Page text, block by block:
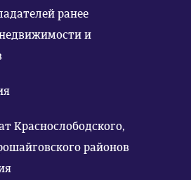
ранее
и
Краснослободского,
районов